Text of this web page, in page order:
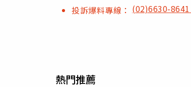
投訴爆料專線： (02)6630-8641
熱門推薦